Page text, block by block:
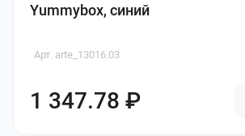
Yummybox, синий
Арт. arte_13016.03
1 347.78 ₽